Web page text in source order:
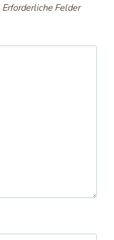
Erforderliche Felder